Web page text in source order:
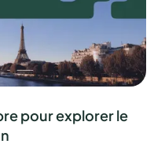
pour explorer le